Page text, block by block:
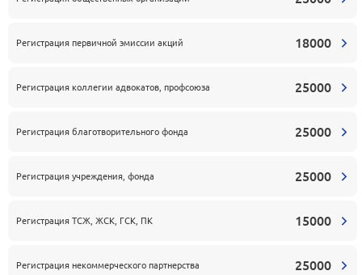
Регистрация первичной эмиссии акций 18000
Регистрация коллегии адвокатов, профсоюза 25000
Регистрация благотворительного фонда 25000
Регистрация учреждения, фонда 25000
Регистрация ТСЖ, ЖСК, ГСК, ПК 15000
Регистрация некоммерческого партнерства 25000